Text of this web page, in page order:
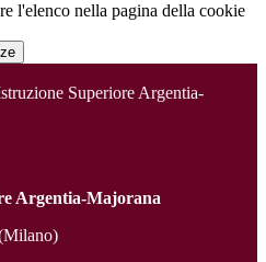
l'elenco nella pagina della cookie
Superiore Argentia-
Argentia-Majorana